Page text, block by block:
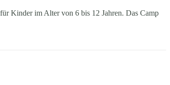
Kinder im Alter von 6 bis 12 Jahren. Das Camp